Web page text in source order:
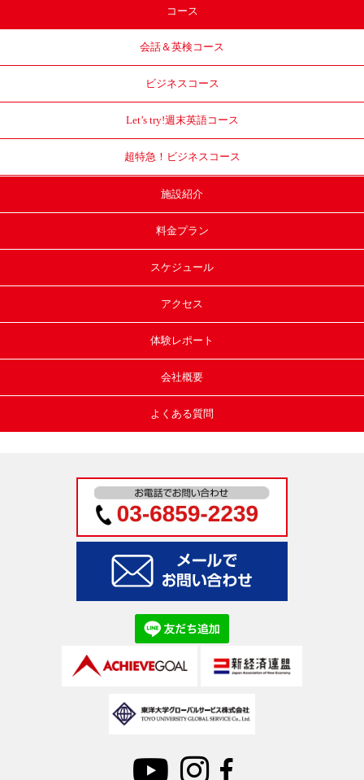
コース
会話＆英検コース
ビジネスコース
Let’s try!週末英語コース
超特急！ ビジネスコース
施設紹介
料金プラン
スケジュール
アクセス
体験レポート
会社概要
よくある質問